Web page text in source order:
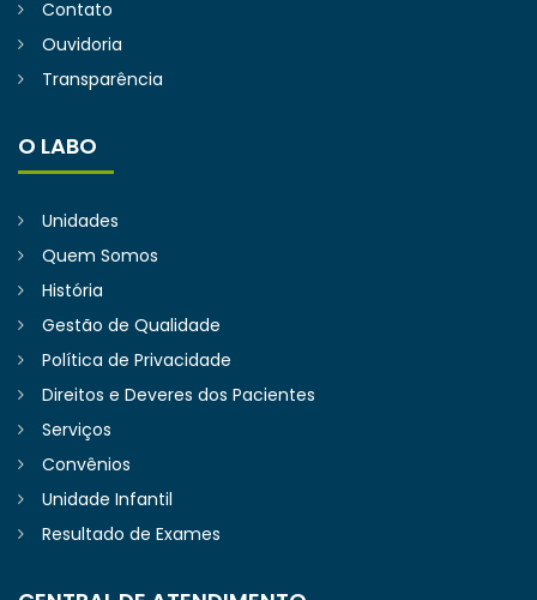
Contato
Ouvidoria
Transparência
O LABO
Unidades
Quem Somos
História
Gestão de Qualidade
Política de Privacidade
Direitos e Deveres dos Pacientes
Serviços
Convênios
Unidade Infantil
Resultado de Exames